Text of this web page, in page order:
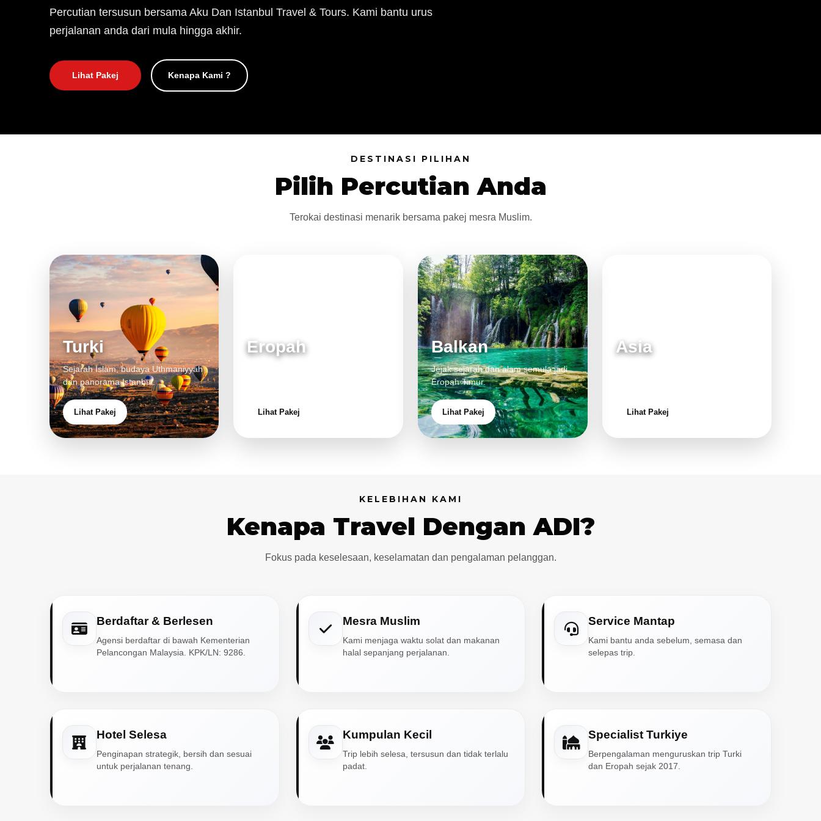
Percutian tersusun bersama Aku Dan Istanbul Travel & Tours. Kami bantu urus
perjalanan anda dari mula hingga akhir.
Lihat Pakej Kenapa Kami ?
DESTINASI PILIHAN
Pilih Percutian Anda
Terokai destinasi menarik bersama pakej mesra Muslim.
Turki
Sejarah Islam, budaya Uthmaniyyah
dan panorama Istanbul.
Lihat Pakej
Eropah
Lihat Pakej
Balkan
Jejak sejarah dan alam semula jadi
Eropah Timur.
Lihat Pakej
Asia
Lihat Pakej
KELEBIHAN KAMI
Kenapa Travel Dengan ADI?
Fokus pada keselesaan, keselamatan dan pengalaman pelanggan.
Berdaftar & Berlesen
Agensi berdaftar di bawah Kementerian
Pelancongan Malaysia. KPK/LN: 9286.
Mesra Muslim
Kami menjaga waktu solat dan makanan
halal sepanjang perjalanan.
Service Mantap
Kami bantu anda sebelum, semasa dan
selepas trip.
Hotel Selesa
Penginapan strategik, bersih dan sesuai
untuk perjalanan tenang.
Kumpulan Kecil
Trip lebih selesa, tersusun dan tidak terlalu
padat.
Specialist Turkiye
Berpengalaman menguruskan trip Turki
dan Eropah sejak 2017.